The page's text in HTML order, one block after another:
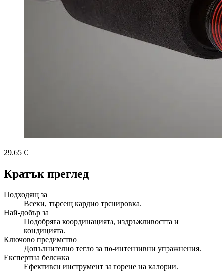
29.65 €
Кратък преглед
Подходящ за
Всеки, търсещ кардио тренировка.
Най-добър за
Подобрява координацията, издръжливостта и
кондицията.
Ключово предимство
Допълнително тегло за по-интензивни упражнения.
Експертна бележка
Ефективен инструмент за горене на калории.